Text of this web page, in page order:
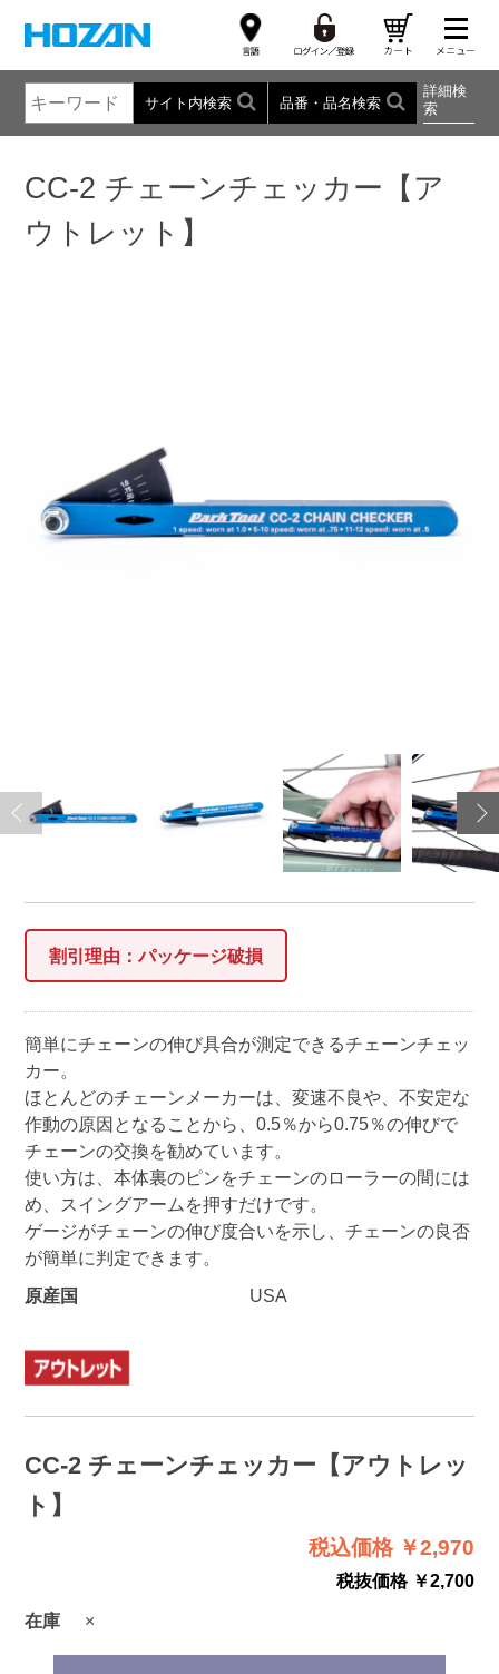
サイト内検索 品番・品名検索
詳細検
索
CC-2 チェーンチェッカー【ア
ウトレット】
割引理由：パッケージ破損
簡単にチェーンの伸び具合が測定できるチェーンチェッ
カー。
ほとんどのチェーンメーカーは、変速不良や、不安定な
作動の原因となることから、0.5％から0.75％の伸びで
チェーンの交換を勧めています。
使い方は、本体裏のピンをチェーンのローラーの間には
め、スイングアームを押すだけです。
ゲージがチェーンの伸び度合いを示し、チェーンの良否
が簡単に判定できます。
原産国
USA
CC-2 チェーンチェッカー【アウトレッ
ト】
税込価格 ￥2,970
税抜価格 ￥2,700
在庫
×